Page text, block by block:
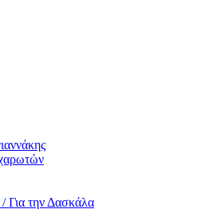
Για την Δασκάλα